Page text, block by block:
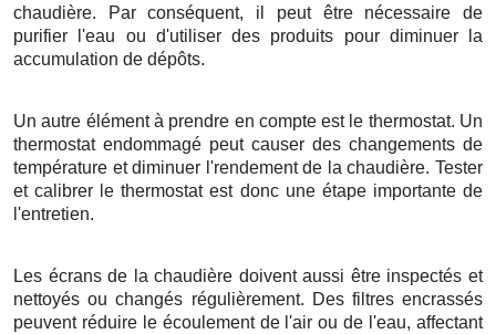
chaudière. Par conséquent, il peut être nécessaire de
purifier l'eau ou d'utiliser des produits pour diminuer la
accumulation de dépôts.
Un autre élément à prendre en compte est le thermostat. Un
thermostat endommagé peut causer des changements de
température et diminuer l'rendement de la chaudière. Tester
et calibrer le thermostat est donc une étape importante de
l'entretien.
Les écrans de la chaudière doivent aussi être inspectés et
nettoyés ou changés régulièrement. Des filtres encrassés
peuvent réduire le écoulement de l'air ou de l'eau, affectant